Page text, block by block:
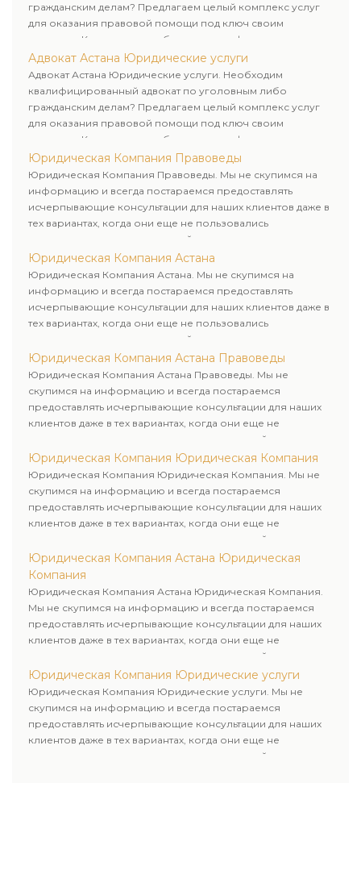
гражданским делам? Предлагаем целый комплекс услуг
для оказания правовой помощи под ключ своим
клиентам. Комплексное обслуживание физических и
юридических лиц. Индивидуальный подход к каждому
клиенту.
Адвокат Астана Юридические услуги
Адвокат Астана Юридические услуги. Необходим
квалифицированный адвокат по уголовным либо
гражданским делам? Предлагаем целый комплекс услуг
для оказания правовой помощи под ключ своим
клиентам. Комплексное обслуживание физических и
юридических лиц. Индивидуальный подход к каждому
клиенту.
Юридическая Компания Правоведы
Юридическая Компания Правоведы. Мы не скупимся на
информацию и всегда постараемся предоставлять
исчерпывающие консультации для наших клиентов даже в
тех вариантах, когда они еще не пользовались
юридическими услугами нашей компании.
Юридическая Компания Астана
Юридическая Компания Астана. Мы не скупимся на
информацию и всегда постараемся предоставлять
исчерпывающие консультации для наших клиентов даже в
тех вариантах, когда они еще не пользовались
юридическими услугами нашей компании.
Юридическая Компания Астана Правоведы
Юридическая Компания Астана Правоведы. Мы не
скупимся на информацию и всегда постараемся
предоставлять исчерпывающие консультации для наших
клиентов даже в тех вариантах, когда они еще не
пользовались юридическими услугами нашей компании.
Юридическая Компания Юридическая Компания
Юридическая Компания Юридическая Компания. Мы не
скупимся на информацию и всегда постараемся
предоставлять исчерпывающие консультации для наших
клиентов даже в тех вариантах, когда они еще не
пользовались юридическими услугами нашей компании.
Юридическая Компания Астана Юридическая
Компания
Юридическая Компания Астана Юридическая Компания.
Мы не скупимся на информацию и всегда постараемся
предоставлять исчерпывающие консультации для наших
клиентов даже в тех вариантах, когда они еще не
пользовались юридическими услугами нашей компании.
Юридическая Компания Юридические услуги
Юридическая Компания Юридические услуги. Мы не
скупимся на информацию и всегда постараемся
предоставлять исчерпывающие консультации для наших
клиентов даже в тех вариантах, когда они еще не
пользовались юридическими услугами нашей компании.